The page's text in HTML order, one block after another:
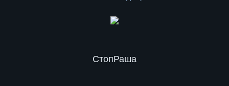
СтопРаша